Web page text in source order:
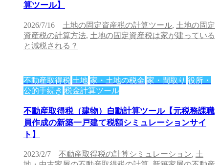
算ツール】
2026/7/16 土地の固定資産税の計算ツール, 土地の固定
資産税の計算方法, 土地の固定資産税は家が建っている
と減税される？
不動産取得税 土地 家・土地の税金 家・間取り 役所・
公的手続き 税金計算ツール
不動産取得税（建物）自動計算ツール【元税務課職
員作成の新築一戸建て税額シミュレーションサイ
ト】
2023/2/7 不動産取得税の計算シミュレーション, 土